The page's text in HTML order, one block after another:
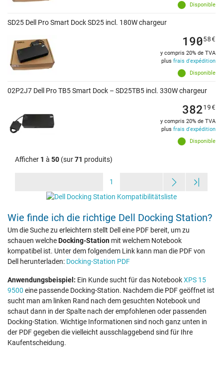
Disponible
SD25 Dell Pro Smart Dock SD25 incl. 180W chargeur
Disponible
19058€
y compris 20% de TVA
plus frais d'expédition
02P2J7 Dell Pro TB5 Smart Dock – SD25TB5 incl. 330W chargeur
Disponible
38219€
y compris 20% de TVA
plus frais d'expédition
Afficher 1 à 50 (sur71 produits)
1
Wie finde ich die richtige Dell Docking Station?
Um die Suche zu erleichtern stellt Dell eine PDF bereit, um zu
schauen welcheDocking-Station mit welchem Notebook
kompatibel ist. Unter dem folgendem Link kann man die PDF von
Dell herunterladen: Docking-Station PDF
Anwendungsbeispiel: Ein Kunde sucht für das NotebookXPS 15
9500 eine passende Docking-Station. Nachdem die PDF geöffnet ist
sucht man am linken Rand nach dem gesuchten Notebook und
schaut dann in der Spalte nach der empfohlenen oder passenden
Docking-Station. Wichtige Informationen sind noch ganz unten in
der PDF gegeben die vielleicht ausschlaggebend sind für Ihre
Kaufentscheidung.